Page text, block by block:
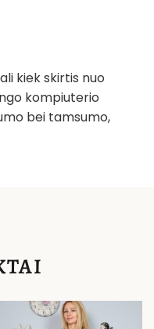
kiek skirtis nuo
kompiuterio
bei tamsumo,